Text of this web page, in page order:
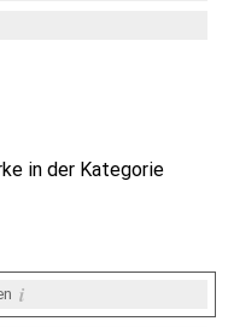
in der Kategorie
i